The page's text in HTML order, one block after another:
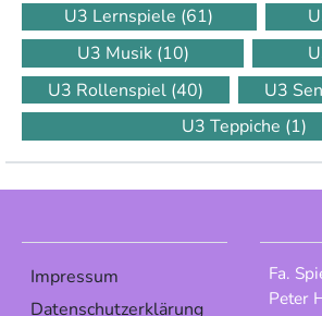
U3 Lernspiele (61)
U3 Musik (10)
U3 Rollenspiel (40) U3
U3 Teppiche (1)
Impressum
Datenschutzerklärung
Fa.
Peter